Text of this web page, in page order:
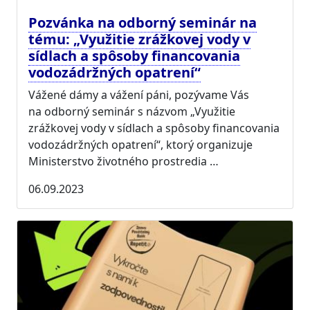
Pozvánka na odborný seminár na
tému: „Využitie zrážkovej vody v
sídlach a spôsoby financovania
vodozádržných opatrení“
Vážené dámy a vážení páni, pozývame Vás
na odborný seminár s názvom „Využitie
zrážkovej vody v sídlach a spôsoby financovania
vodozádržných opatrení“, ktorý organizuje
Ministerstvo životného prostredia …
06.09.2023